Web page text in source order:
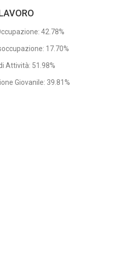
42.78%
17.70%
Attività: 51.98%
Giovanile: 39.81%